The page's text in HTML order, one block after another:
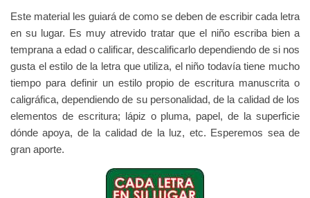
Este material les guiará de como se deben de escribir cada letra
en su lugar. Es muy atrevido tratar que el niño escriba bien a
temprana a edad o calificar, descalificarlo dependiendo de si nos
gusta el estilo de la letra que utiliza, el niño todavía tiene mucho
tiempo para definir un estilo propio de escritura manuscrita o
caligráfica, dependiendo de su personalidad, de la calidad de los
elementos de escritura; lápiz o pluma, papel, de la superficie
dónde apoya, de la calidad de la luz, etc. Esperemos sea de
gran aporte.